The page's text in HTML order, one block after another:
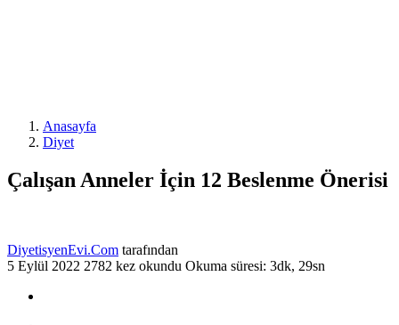
Anasayfa
Diyet
Çalışan Anneler İçin 12 Beslenme Önerisi
DiyetisyenEvi.Com tarafından
5 Eylül 2022 2782 kez okundu Okuma süresi: 3dk, 29sn